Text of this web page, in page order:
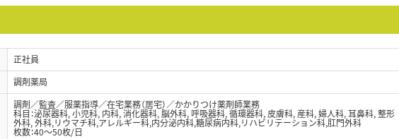
正社員
調剤薬局
調剤／監査／服薬指導／在宅業務（居宅）／かかりつけ薬剤師業務
科目：泌尿器科, 小児科, 内科, 消化器科, 脳外科, 呼吸器科, 循環器科, 皮膚科, 産科, 婦人科, 耳鼻科, 整形
外科, 外科,リウマチ科,アレルギー科,内分泌内科,糖尿病内科,リハビリテーション科,肛門外科
枚数：40～50枚/日